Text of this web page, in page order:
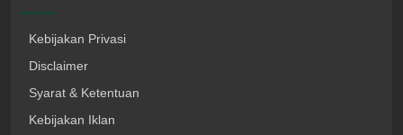
Kebijakan Privasi
Disclaimer
Syarat & Ketentuan
Kebijakan Iklan